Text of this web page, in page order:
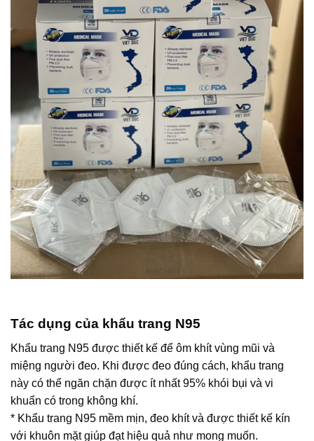
Tác dụng của khẩu trang N95
Khẩu trang N95 được thiết kế để ôm khít vùng mũi và
miệng người đeo. Khi được đeo đúng cách, khẩu trang
này có thể ngăn chặn được ít nhất 95% khói bụi và vi
khuẩn có trong không khí.
* Khẩu trang N95 mềm mịn, đeo khít và được thiết kế kín
với khuôn mặt giúp đạt hiệu quả như mong muốn.